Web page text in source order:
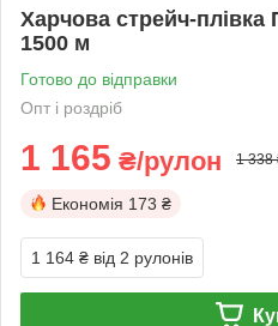
Харчова стрейч-
1500 м
Готово до відправки
Опт і роздріб
1 165 ₴/рулон 1 338
Економія 173 ₴
1 164 ₴ від 2 рулонів